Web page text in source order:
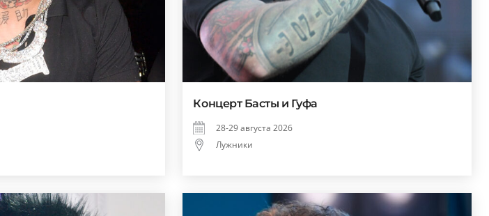
Концерт Басты и Гуфа
28-29 августа 2026
Лужники